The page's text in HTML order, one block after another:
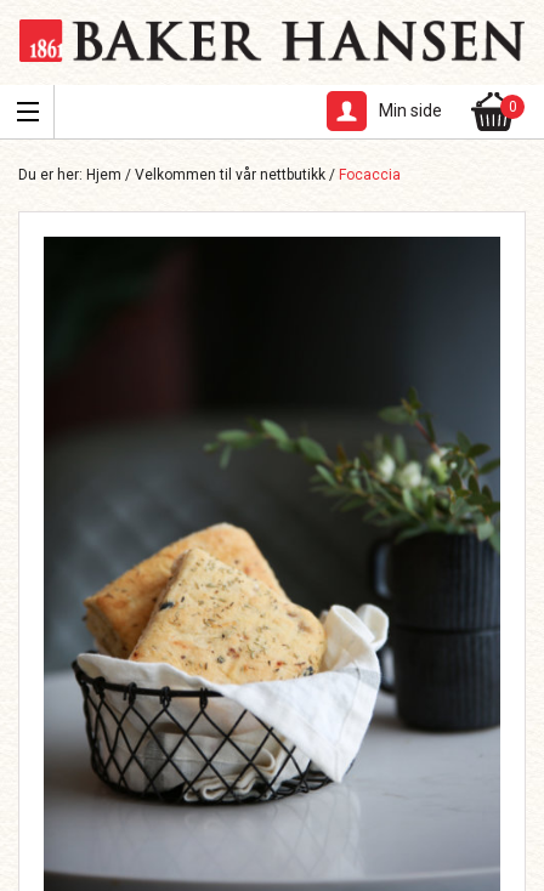
Min side 0
Du er her: Hjem / Velkommen til vår nettbutikk / Focaccia